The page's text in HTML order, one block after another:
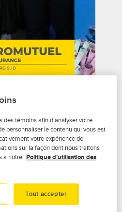
pas seulement
bonheurs du Centre de
de Drummond
enfants de notre
respect et
réelle différence dans la
des enfants est une
des témoins afin d’analyser votre
personnaliser le contenu qui vous est
votre expérience de
sur la façon dont nous traitons
à notre Politique d’utilisation des
Tout accepter